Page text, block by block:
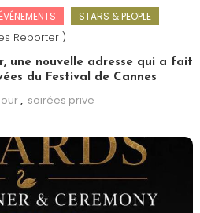
STARS & PEOPLE
Reporter )
une nouvelle adresse qui a fait
du Festival de Cannes
, soirées prive